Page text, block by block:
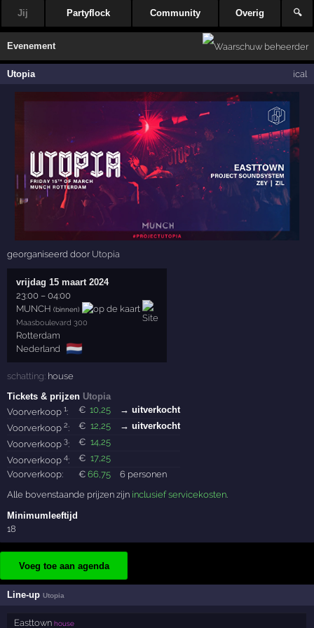
Jij Partyflock Community Overig 🔍
Evenement
Utopia ical
georganiseerd door Utopia
vrijdag 15 maart 2024
23:00 –04:00
MUNCH (binnen)
Maasboulevard 300
Rotterdam
Nederland
🇳🇱
schatting: house
Tickets & prijzen Utopia
Voorverkoop1: € 10,25
→ uitverkocht
Voorverkoop2: € 12,25
→ uitverkocht
Voorverkoop3: € 14,25
Voorverkoop4: € 17,25
Voorverkoop:
€66,75
6 personen
Alle bovenstaande prijzen zijn inclusief servicekosten.
Minimumleeftijd
18
Voeg toe aan agenda
Line-upUtopia
Easttown house